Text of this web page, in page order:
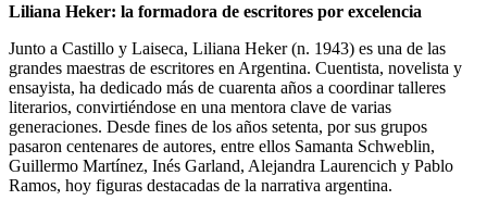
Liliana Heker: la formadora de escritores por excelencia
Junto a Castillo y Laiseca, Liliana Heker (n. 1943) es una de las
grandes maestras de escritores en Argentina. Cuentista, novelista y
ensayista, ha dedicado más de cuarenta años a coordinar talleres
literarios, convirtiéndose en una mentora clave de varias
generaciones. Desde fines de los años setenta, por sus grupos
pasaron centenares de autores, entre ellos Samanta Schweblin,
Guillermo Martínez, Inés Garland, Alejandra Laurencich y Pablo
Ramos, hoy figuras destacadas de la narrativa argentina.